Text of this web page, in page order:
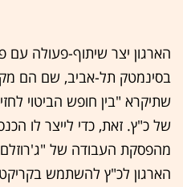
הארגון יצר שיתוף-פעולה עם
בסינמטק תל-אביב, שם הם
שתיקרא "בין חופש הביטוי
של כ"ץ. זאת, כדי לייצר לו
מהפסקת העבודה של
הארגון לכ"ץ להשתמש